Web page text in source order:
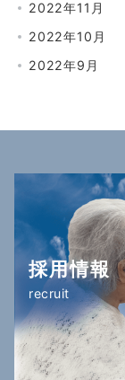
2022年11月
2022年10月
2022年9月
採用情報
recruit